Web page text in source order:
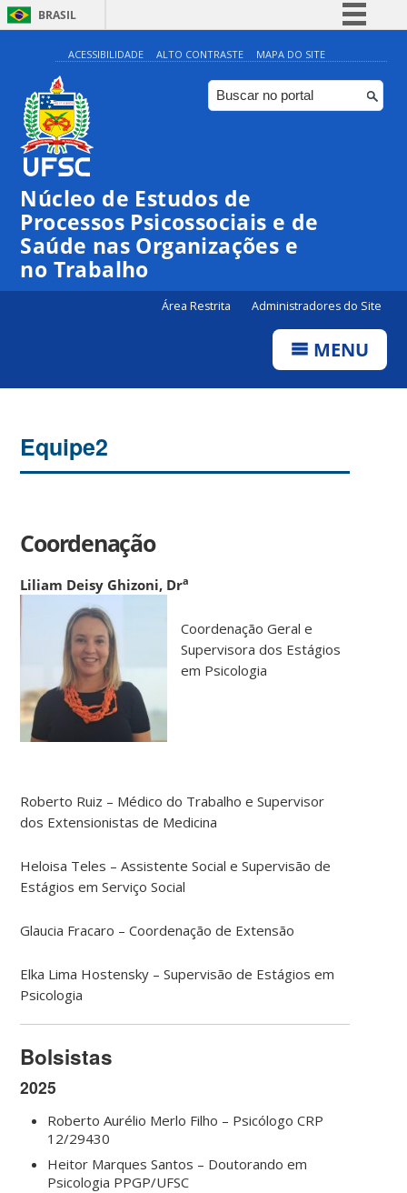
BRASIL
Simplifique!
Comunica BR
Participe
ACESSIBILIDADE ALTO CONTRASTE MAPA DO SITE
Núcleo de Estudos de
Processos Psicossociais e de
Saúde nas Organizações e
no Trabalho
Área Restrita Administradores do Site
MENU
Equipe2
Coordenação
Liliam Deisy Ghizoni, Dra
Coordenação Geral e
Supervisora dos Estágios
em Psicologia
Roberto Ruiz – Médico do Trabalho e Supervisor
dos Extensionistas de Medicina
Heloisa Teles – Assistente Social e Supervisão de
Estágios em Serviço Social
Glaucia Fracaro – Coordenação de Extensão
Elka Lima Hostensky – Supervisão de Estágios em
Psicologia
Bolsistas
2025
Roberto Aurélio Merlo Filho – Psicólogo CRP
12/29430
Heitor Marques Santos – Doutorando em
Psicologia PPGP/UFSC